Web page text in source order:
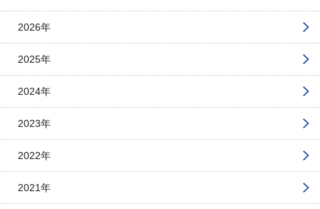
2026年
2025年
2024年
2023年
2022年
2021年